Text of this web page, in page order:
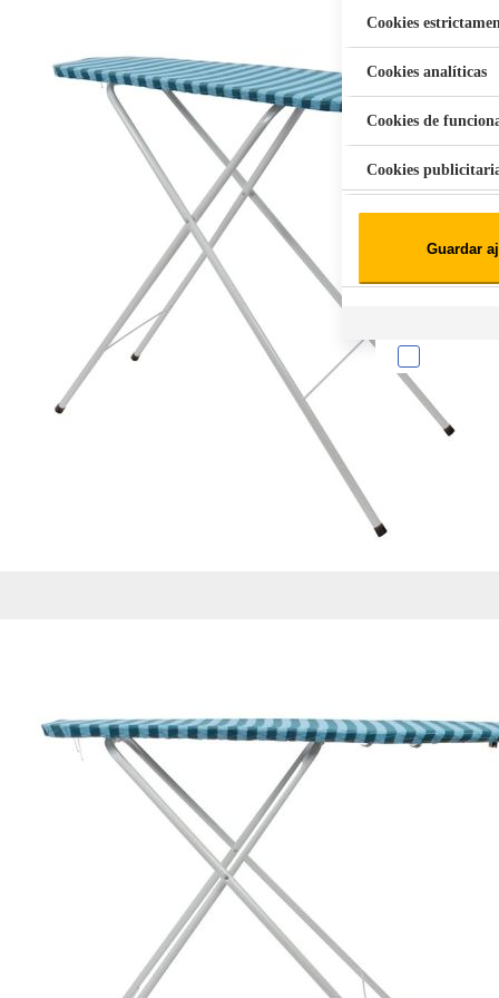
Aspiradora Quitamanchas 450W
Cookies
Cookies analíticas
Cookies de
Cookies
que el sitio web
Estas cookies son
Estas cookies nos
Guardar